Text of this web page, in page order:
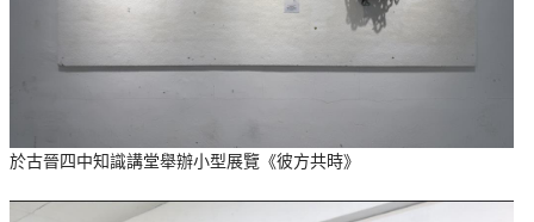
於古晉四中知識講堂舉辦小型展覽《彼方共時》